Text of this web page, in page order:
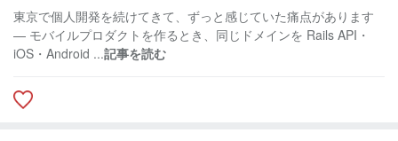
東京で個人開発を続けてきて、ずっと感じていた痛点があります
— モバイルプロダクトを作るとき、同じドメインを Rails API・
iOS・Android ...記事を読む